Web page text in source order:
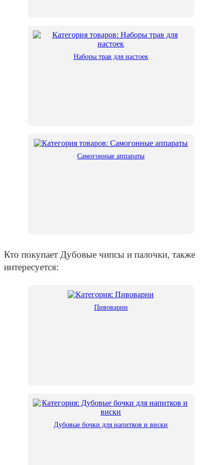
Наборы трав для настоек
Самогонные аппараты
Кто покупает Дубовые чипсы и палочки, также
интересуется:
Пивоварни
Дубовые бочки для напитков и виски